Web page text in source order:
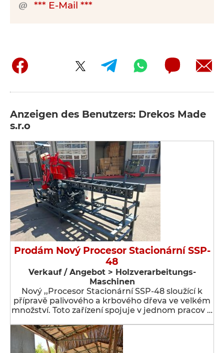
*** E-Mail ***
Anzeigen des Benutzers: Drekos Made
s.r.o
Prodám Nový Procesor Stacionární SSP-
48
Verkauf / Angebot > Holzverarbeitungs-
Maschinen
Nový ,,Procesor Stacionární SSP-48 sloužící k
přípravě palivového a krbového dřeva ve velkém
množství. Toto zařízení spojuje v jednom pracov …